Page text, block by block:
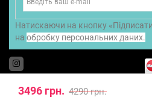
3496 грн. 4290 грн.
Натискаючи на кнопку
на обробку персональних даних.
Nyx Ukraine @ Copyright 2010-2025